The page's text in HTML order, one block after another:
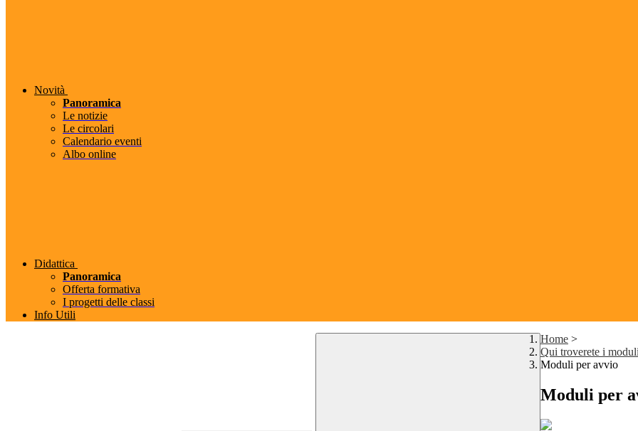
Novità
Panoramica
Le notizie
Le circolari
Calendario eventi
Albo online
Didattica
Panoramica
Offerta formativa
I progetti delle classi
Info Utili
Home >
Qui troverete i
Moduli per avvio
Moduli per